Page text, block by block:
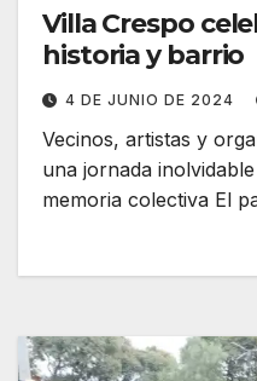
Villa Crespo
historia y barrio
4 DE JUNIO DE 2024
Vecinos, artistas y
una jornada
memoria colectiva El